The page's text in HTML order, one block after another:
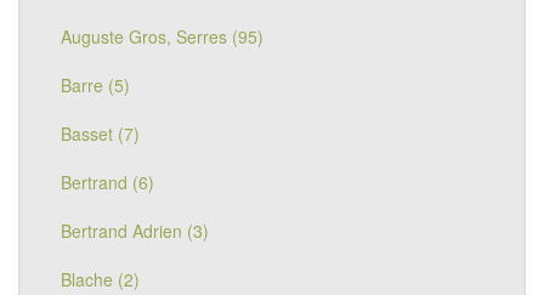
Auguste Gros, Serres (95)
Barre (5)
Basset (7)
Bertrand (6)
Bertrand Adrien (3)
Blache (2)